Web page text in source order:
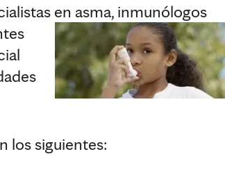
en asma, inmunólogos
los siguientes: